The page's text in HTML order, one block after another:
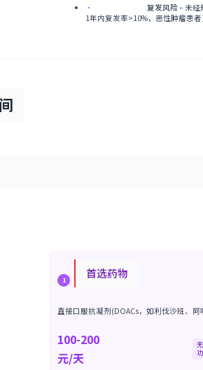
• 复发风险– 未经
1年内复发率>10%，恶性肿瘤患者
1 首选药物
直接口服抗凝剂(DOACs，如利伐沙班、阿
100-200
元/天